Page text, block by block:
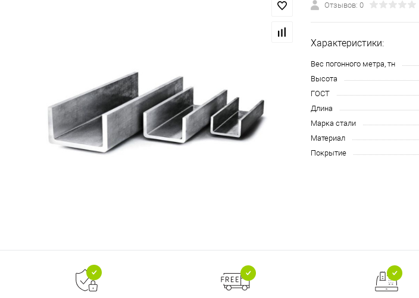
Отзывов: 0
Характеристики:
Вес погонного метра, тн
Высота
ГОСТ
Длина
Марка стали
Материал
Покрытие